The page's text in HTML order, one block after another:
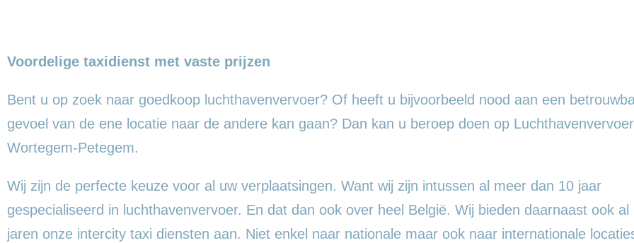
Voordelige taxidienst met vaste prijzen
Bent u op zoek naar goedkoop luchthavenvervoer? Of heeft u bijvoorbeeld nood aan een
gevoel van de ene locatie naar de andere kan gaan? Dan kan u beroep doen op Luchthavenvervoer
Wortegem-Petegem.
Wij zijn de perfecte keuze voor al uw verplaatsingen. Want wij zijn intussen al meer dan 10 jaar
gespecialiseerd in luchthavenvervoer. En dat dan ook over heel België. Wij bieden daarnaast ook al
jaren onze intercity taxi diensten aan. Niet enkel naar nationale maar ook naar internationale